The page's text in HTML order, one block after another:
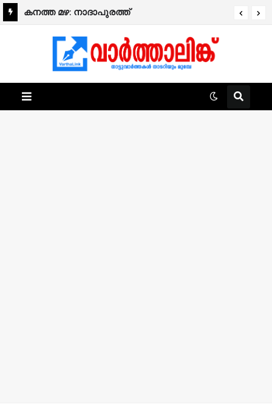
കനത്ത മഴ: നാദാപുരത്ത്
തകർന്നുവീണു.